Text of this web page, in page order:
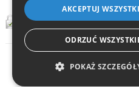
Copyright © 2005-
AKCEPTUJ
ODRZUĆ
POKAŻ